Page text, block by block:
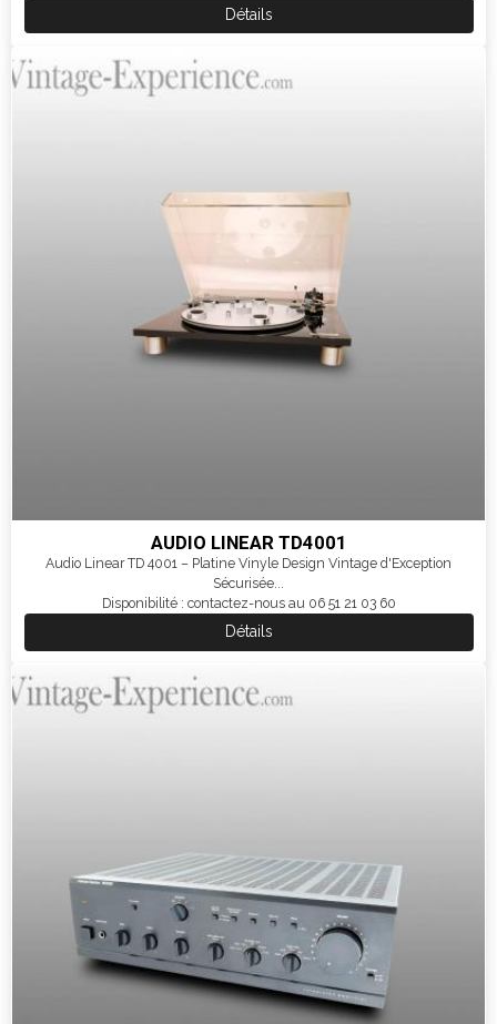
Détails
AUDIO LINEAR TD4001
Audio Linear TD 4001 – Platine Vinyle Design Vintage d'Exception
Sécurisée...
Disponibilité : contactez-nous au 06 51 21 03 60
Détails